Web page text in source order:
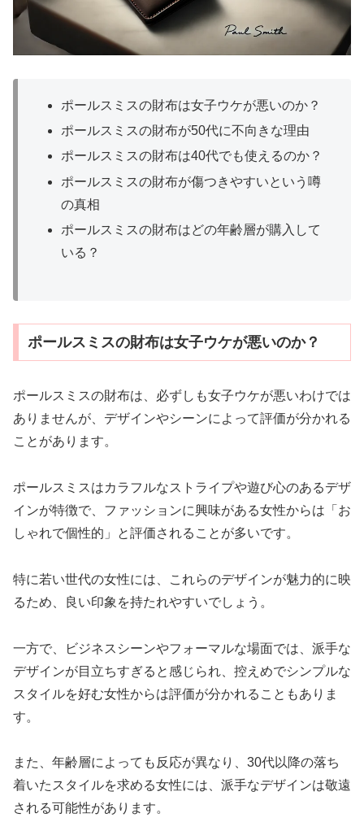
ポールスミスの財布は女子ウケが悪いのか？
ポールスミスの財布が50代に不向きな理由
ポールスミスの財布は40代でも使えるのか？
ポールスミスの財布が傷つきやすいという噂
の真相
ポールスミスの財布はどの年齢層が購入して
いる？
ポールスミスの財布は女子ウケが悪いのか？
ポールスミスの財布は、必ずしも女子ウケが悪いわけでは
ありませんが、デザインやシーンによって評価が分かれる
ことがあります。
ポールスミスはカラフルなストライプや遊び心のあるデザ
インが特徴で、ファッションに興味がある女性からは「お
しゃれで個性的」と評価されることが多いです。
特に若い世代の女性には、これらのデザインが魅力的に映
るため、良い印象を持たれやすいでしょう。
一方で、ビジネスシーンやフォーマルな場面では、派手な
デザインが目立ちすぎると感じられ、控えめでシンプルな
スタイルを好む女性からは評価が分かれることもありま
す。
また、年齢層によっても反応が異なり、30代以降の落ち
着いたスタイルを求める女性には、派手なデザインは敬遠
される可能性があります。